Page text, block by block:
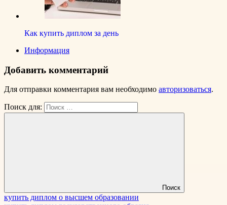
Как купить диплом за день
Информация
Добавить комментарий
Для отправки комментария вам необходимо авторизоваться.
Поиск для:
Поиск
купить диплом о высшем образовании